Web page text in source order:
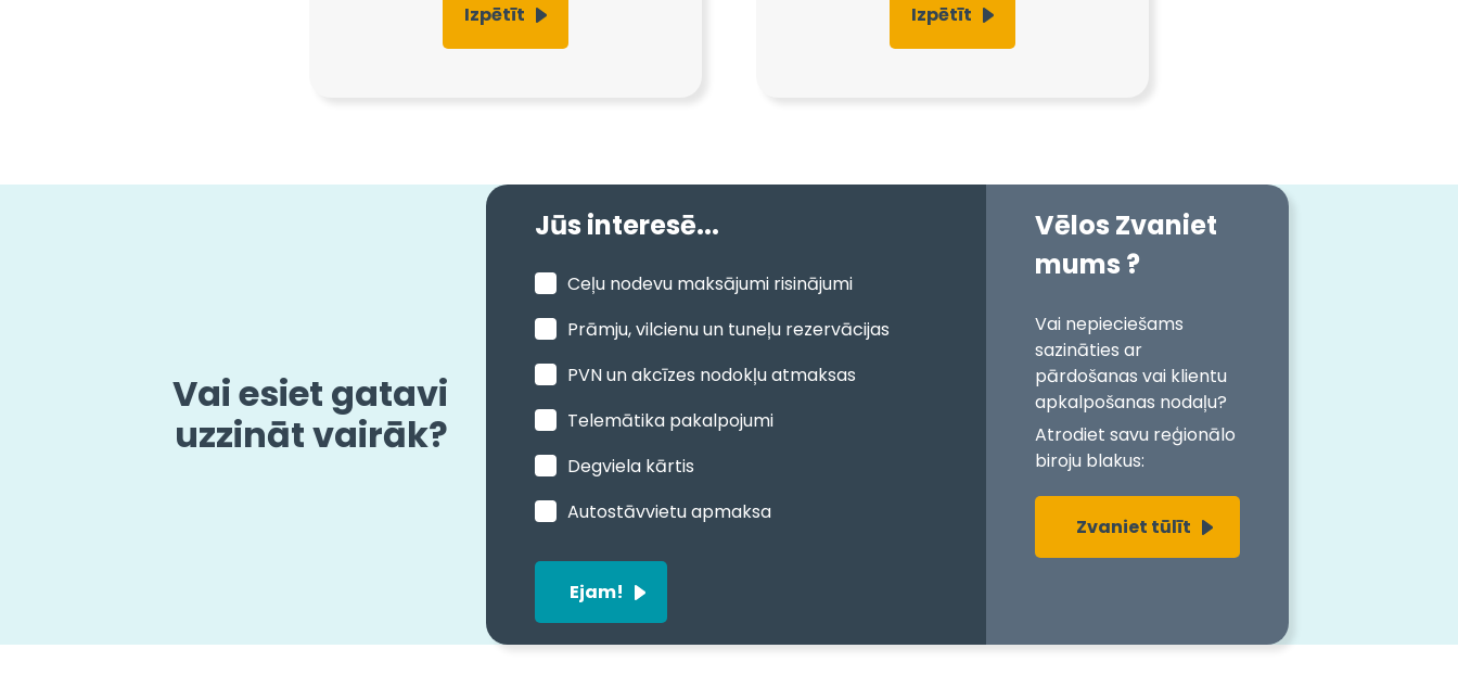
Izpētīt Izpētīt
Vai esiet gatavi
uzzināt vairāk?
Jūs interesē...
Ceļu nodevu maksājumi risinājumi
Prāmju, vilcienu un tuneļu rezervācijas
PVN un akcīzes nodokļu atmaksas
Telemātika pakalpojumi
Degviela kārtis
Autostāvvietu apmaksa
Ejam!
Vēlos Zvaniet
mums ?
Vai nepieciešams
sazināties ar
pārdošanas vai klientu
apkalpošanas nodaļu?
Atrodiet savu reģionālo
biroju blakus:
Zvaniet tūlīt